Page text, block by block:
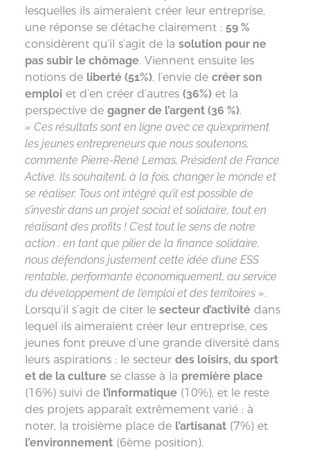
lesquelles ils aimeraient créer leur entreprise,
une réponse se détache clairement : 59 %
considèrent qu’il s’agit de la solution pour ne
pas subir le chômage. Viennent ensuite les
notions de liberté (51%), l’envie de créer son
emploi et d’en créer d’autres (36%)et la
perspective de gagner de l’argent (36 %).
« Ces résultats sont en ligne avec ce qu’expriment
les jeunes entrepreneurs que nous soutenons,
commente Pierre-René Lemas, Président de France
Active. Ils souhaitent, à la fois, changer le monde et
se réaliser. Tous ont intégré qu’il est possible de
s’investir dans un projet social et solidaire, tout en
réalisant des profits ! C’est tout le sens de notre
action : en tant que pilier de la finance solidaire,
nous défendons justement cette idée d’une ESS
rentable, performante économiquement, au service
du développement de l’emploi et des territoires ».
Lorsqu’il s’agit de citer le secteur d’activitédans
lequel ils aimeraient créer leur entreprise, ces
jeunes font preuve d’une grande diversité dans
leurs aspirations : le secteur des loisirs, du sport
et de la culturese classe à la première place
(16%) suivi de l’informatique(10%), et le reste
des projets apparaît extrêmement varié : à
noter, la troisième place de l’artisanat(7%) et
l’environnement(6ème position).